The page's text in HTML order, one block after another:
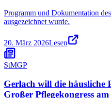
Programm und Dokumentation
ausgezeichnet wurde.
20. März 2026Lesen
StMGP
Gerlach will die häusliche
Großer Pflegekongress